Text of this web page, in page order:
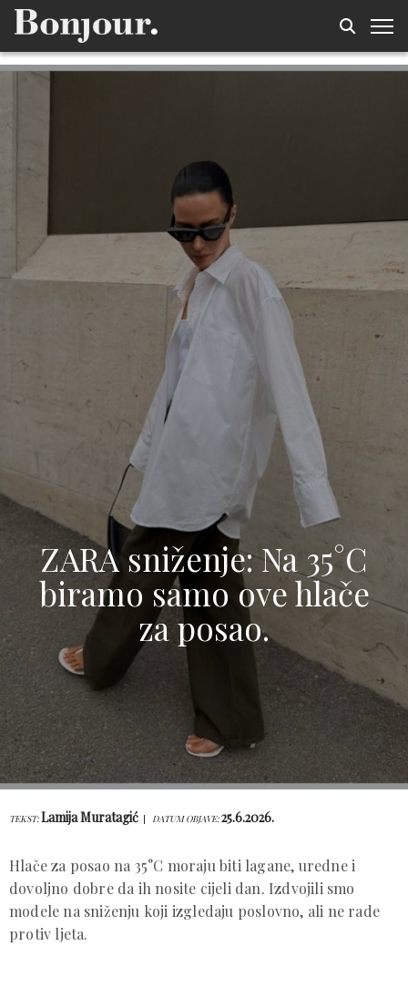
ZARA sniženje: Na 35°C
biramo samo ove hlače
za posao.
TEKST:Lamija Muratagić DATUM OBJAVE:25.6.2026.
Hlače za posao na 35°C moraju biti lagane, uredne i
dovoljno dobre da ih nosite cijeli dan. Izdvojili smo
modele na sniženju koji izgledaju poslovno, ali ne rade
protiv ljeta.